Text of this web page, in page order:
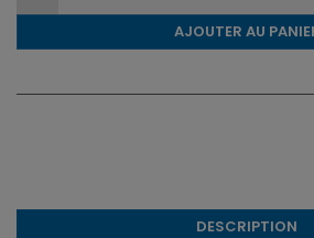
AJOUTER AU
DESCRIPTION